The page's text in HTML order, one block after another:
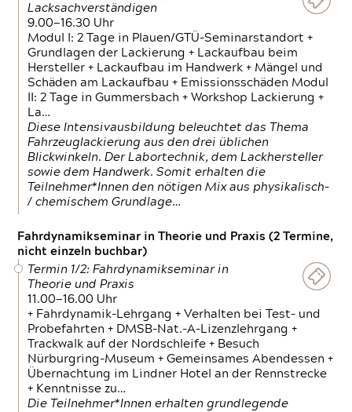
Lacksachverständigen
9.00—16.30 Uhr
Modul I: 2 Tage in Plauen/GTÜ-Seminarstandort +
Grundlagen der Lackierung + Lackaufbau beim
Hersteller + Lackaufbau im Handwerk + Mängel und
Schäden am Lackaufbau + Emissionsschäden Modul
II: 2 Tage in Gummersbach + Workshop Lackierung +
La…
Diese Intensivausbildung beleuchtet das Thema
Fahrzeuglackierung aus den drei üblichen
Blickwinkeln. Der Labortechnik, dem Lackhersteller
sowie dem Handwerk. Somit erhalten die
Teilnehmer*Innen den nötigen Mix aus physikalisch-
/ chemischem Grundlage…
Fahrdynamikseminar in Theorie und Praxis (2 Termine,
nicht einzeln buchbar)
Termin 1/2: Fahrdynamikseminar in
Theorie und Praxis
11.00—16.00 Uhr
+ Fahrdynamik-Lehrgang + Verhalten bei Test- und
Probefahrten + DMSB-Nat.-A-Lizenzlehrgang +
Trackwalk auf der Nordschleife + Besuch
Nürburgring-Museum + Gemeinsames Abendessen +
Übernachtung im Lindner Hotel an der Rennstrecke
+ Kenntnisse zu…
Die Teilnehmer*Innen erhalten grundlegende